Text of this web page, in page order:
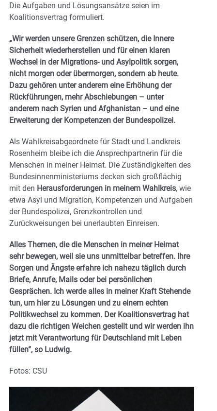
Die Aufgaben und Lösungsansätze seien im
Koalitionsvertrag formuliert.
„Wir werden unsere Grenzen schützen, die Innere
Sicherheit wiederherstellen und für einen klaren
Wechsel in der Migrations- und Asylpolitik sorgen,
nicht morgen oder übermorgen, sondern ab heute.
Dazu gehören unter anderem eine Erhöhung der
Rückführungen, mehr Abschiebungen – unter
anderem nach Syrien und Afghanistan – und eine
Erweiterung der Kompetenzen der Bundespolizei.
Als Wahlkreisabgeordnete für Stadt und Landkreis
Rosenheim bleibe ich die Ansprechpartnerin für die
Menschen in meiner Heimat. Die Zuständigkeiten des
Bundesinnenministeriums decken sich großflächig
mit den Herausforderungen in meinem Wahlkreis, wie
etwa Asyl und Migration, Kompetenzen und Aufgaben
der Bundespolizei, Grenzkontrollen und
Zurückweisungen bei unerlaubten Einreisen.
Alles Themen, die die Menschen in meiner Heimat
sehr bewegen, weil sie uns unmittelbar betreffen. Ihre
Sorgen und Ängste erfahre ich nahezu täglich durch
Briefe, Anrufe, Mails oder bei persönlichen
Gesprächen. Ich werde alles in meiner Kraft Stehende
tun, um hier zu Lösungen und zu einem echten
Politikwechsel zu kommen. Der Koalitionsvertrag hat
dazu die richtigen Weichen gestellt und wir werden ihn
jetzt mit Verantwortung für Deutschland mit Leben
füllen“, so Ludwig.
Fotos: CSU